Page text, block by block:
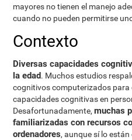
mayores no tienen el manejo
cuando no pueden permitirse
Contexto
Diversas capacidades
la edad. Muchos estudios
cognitivos computerizados para
capacidades cognitivas en
Desafortunadamente,muchas
familiarizadas con recursos
ordenadores, aunque sí lo